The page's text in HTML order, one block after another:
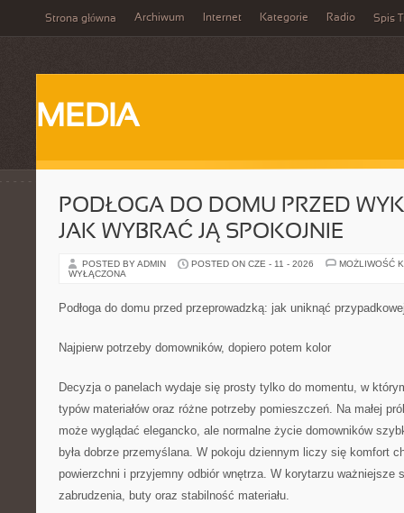
Strona główna Archiwum Internet Kategorie Radio Spis
MEDIA
PODŁOGA DO DOMU PRZED
JAK WYBRAĆ JĄ SPOKOJNIE
POSTED BY ADMIN POSTED ON CZE - 11 - 2026
MOŻLIWOŚĆ
WYŁĄCZONA
Podłoga do domu przed przeprowadzką: jak uniknąć
Najpierw potrzeby domowników, dopiero potem kolor
Decyzja o panelach wydaje się prosty tylko do momentu, w
typów materiałów oraz różne potrzeby pomieszczeń. Na małej
może wyglądać elegancko, ale normalne życie domowników
była dobrze przemyślana. W pokoju dziennym liczy się komfort
powierzchni i przyjemny odbiór wnętrza. W korytarzu ważniejsze
zabrudzenia, buty oraz stabilność materiału.